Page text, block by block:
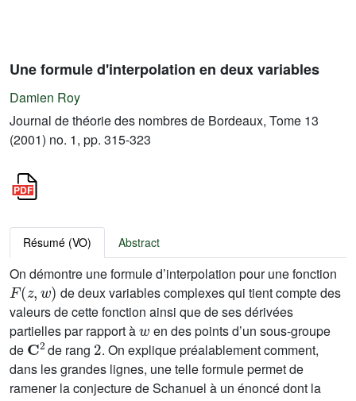
Une formule d'interpolation en deux variables
Damien Roy
Journal de théorie des nombres de Bordeaux, Tome 13
(2001) no. 1, pp. 315-323
Résumé (VO) Abstract
On démontre une formule d’interpolation pour une fonction
F(z,w)
de deux variables complexes qui tient compte des
valeurs de cette fonction ainsi que de ses dérivées
partielles par rapport à
w
en des points d’un sous-groupe
de
𝐂2
de rang
2
. On explique préalablement comment,
dans les grandes lignes, une telle formule permet de
ramener la conjecture de Schanuel à un énoncé dont la